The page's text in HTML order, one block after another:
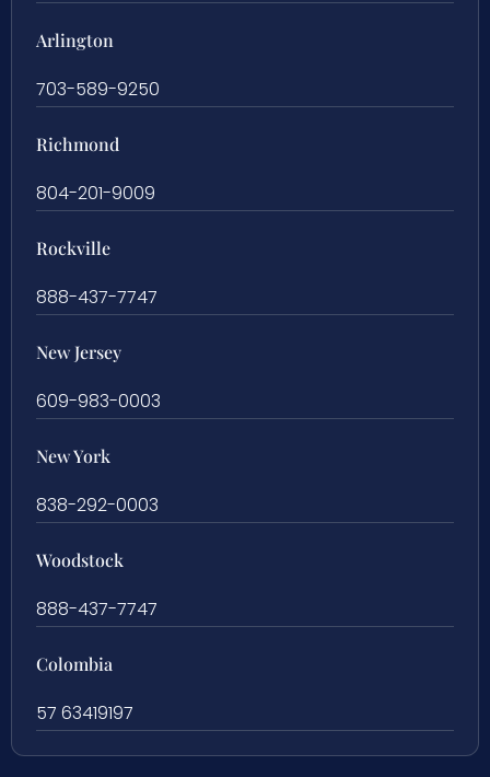
Arlington
703-589-9250
Richmond
804-201-9009
Rockville
888-437-7747
New Jersey
609-983-0003
New York
838-292-0003
Woodstock
888-437-7747
Colombia
57 63419197